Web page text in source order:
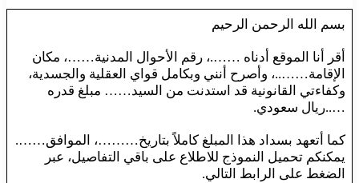
بسم الله الرحمن الرحيم
أقر أنا الموقع أدناه …….، رقم الأحوال المدنية……، مكان
الإقامة……..، وأصرح أنني وبكامل قواي العقلية والجسدية،
وكفاءتي القانونية قد استدنت من السيد…… مبلغ قدره
…..ريال سعودي.
كما أتعهد بسداد هذا المبلغ كاملاً بتاريخ………، الموافق…….
يمكنكم تحميل النموذج للاطلاع على باقي التفاصيل، عبر
الضغط على الرابط التالي.